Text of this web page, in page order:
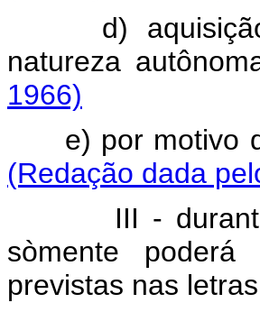
d) aquisição
natureza
1966)
e) por motivo
(Redação dada
III - durante a
sòmente
previstas nas